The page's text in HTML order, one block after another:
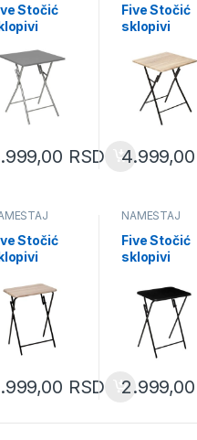
Stočić
siva
RSD
Five Stočić
sklopivi
drvo bež
(114264E)
4.999,00
Stočić
(102170)
RSD
NAMEŠTAJ
Five Stočić
sklopivi
drvo crna
(102170A)
2.999,00